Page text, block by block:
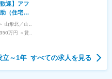
迎】アフ
（住宅リ
不動産G
転勤無
立～1年 すべての求人を見る